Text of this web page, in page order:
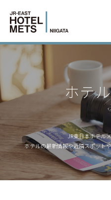
ホテ
JR東日本ホテル
ホテルの最新情報や近隣スポット